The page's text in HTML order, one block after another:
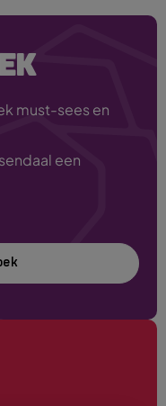
must-sees en
een